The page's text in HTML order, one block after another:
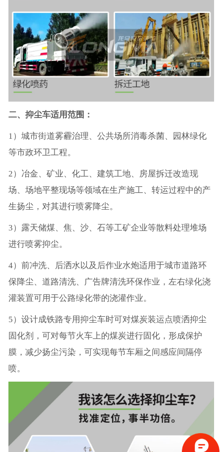
二、抑尘车适用范围：
1）城市街道雾霾治理、公共场所消毒杀菌、园林绿化
等市政环卫工程。
2）冶金、矿业、化工、建筑工地、房屋拆迁改造现
场、场地平整现场等领域在生产施工、转运过程中的产
生扬尘，对其进行喷雾降尘。
3）露天储煤、焦、沙、石等工矿企业等散料处理堆场
进行喷雾抑尘。
4）前冲洗、后洒水以及后作业水炮适用于城市道路环
保降尘、道路清洗、广告牌清洗环保作业，左右绿化浇
灌装置可用于公路绿化带的浇灌作业。
5）设计成铁路专用抑尘车时可对煤炭装运点喷洒抑尘
固化剂，可对每节火车上的煤炭进行固化，形成保护
膜，减少扬尘污染，可实现每节车厢之间感应间隔停
喷。